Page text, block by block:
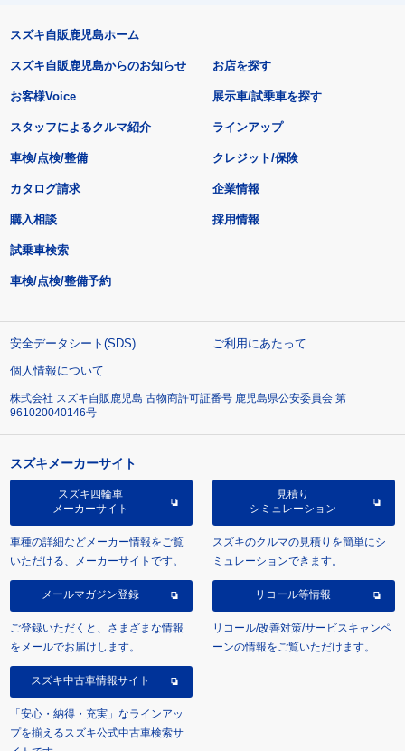
スズキ自販鹿児島ホーム
スズキ自販鹿児島からのお知らせ
お客様Voice
スタッフによるクルマ紹介
お店を探す
展示車/試乗車を探す
ラインアップ
車検/点検/整備 クレジット/保険
カタログ請求
購入相談
試乗車検索
車検/点検/整備予約
企業情報
採用情報
安全データシート(SDS)
ご利用にあたって
個人情報について
株式会社 スズキ自販鹿児島 古物商許可証番号 鹿児島県公安委員会 第
961020040146号
スズキメーカーサイト
スズキ四輪車
メーカーサイト
車種の詳細などメーカー情報をご覧
いただける、メーカーサイトです。
見積り
シミュレーション
スズキのクルマの見積りを簡単にシ
ミュレーションできます。
メールマガジン登録
ご登録いただくと、さまざまな情報
をメールでお届けします。
リコール等情報
リコール/改善対策/サービスキャンペ
ーンの情報をご覧いただけます。
スズキ中古車情報サイト
「安心・納得・充実」なラインアッ
プを揃えるスズキ公式中古車検索サ